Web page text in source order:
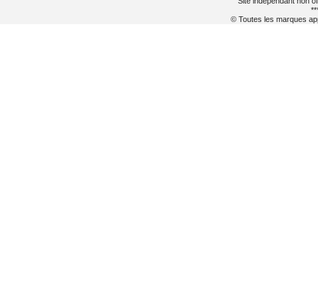
© Toutes les marques